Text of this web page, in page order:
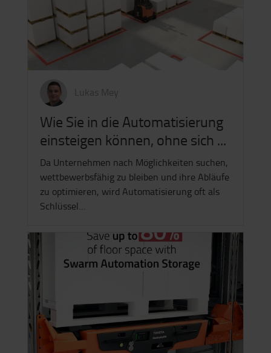
Lukas Mey
Wie Sie in die Automatisierung
einsteigen können, ohne sich ...
Da Unternehmen nach Möglichkeiten suchen,
wettbewerbsfähig zu bleiben und ihre Abläufe
zu optimieren, wird Automatisierung oft als
Schlüssel…